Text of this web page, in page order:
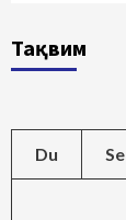
Тақвим
Du Se